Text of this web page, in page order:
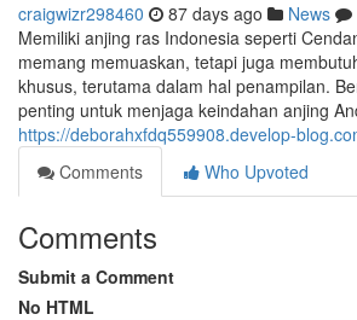
craigwizr298460 87 days ago News
Memiliki anjing ras Indonesia seperti
memang memuaskan, tetapi juga
khusus, terutama dalam hal penampilan.
penting untuk menjaga keindahan anjing
https://deborahxfdq559908.develop-
Comments
Who Upvoted
Comments
Submit a Comment
No HTML